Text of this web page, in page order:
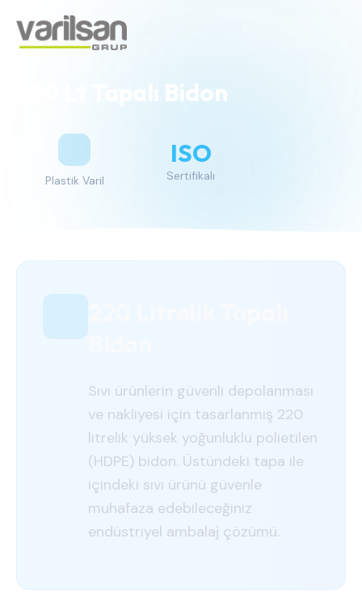
220 Lt Tapalı Bidon
Plastik Varil
ISO
Sertifikalı
Sıvı ürünlerin güvenli depolanması
ve nakliyesi için tasarlanmış 220
litrelik yüksek yoğunluklu polietilen
(HDPE) bidon. Üstündeki tapa ile
içindeki sıvı ürünü güvenle
muhafaza edebileceğiniz
endüstriyel ambalaj çözümü.